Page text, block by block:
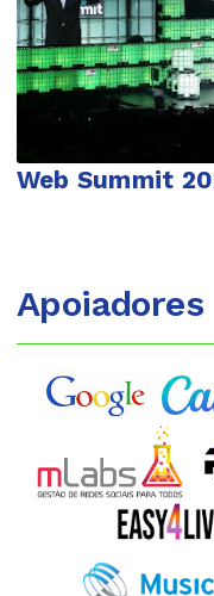
Web Summit
Apoiadores